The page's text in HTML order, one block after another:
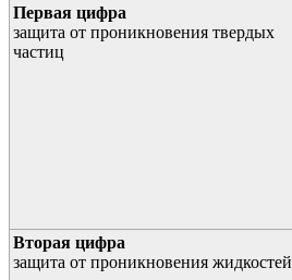
Первая цифра
защита от проникновения твердых
частиц
Вторая цифра
защита от проникновения жидкостей